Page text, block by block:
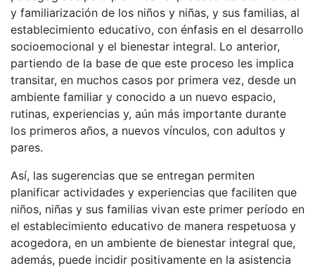
y familiarización de los niños y niñas, y sus familias, al
establecimiento educativo, con énfasis en el desarrollo
socioemocional y el bienestar integral. Lo anterior,
partiendo de la base de que este proceso les implica
transitar, en muchos casos por primera vez, desde un
ambiente familiar y conocido a un nuevo espacio,
rutinas, experiencias y, aún más importante durante
los primeros años, a nuevos vínculos, con adultos y
pares.
Así, las sugerencias que se entregan permiten
planificar actividades y experiencias que faciliten que
niños, niñas y sus familias vivan este primer período en
el establecimiento educativo de manera respetuosa y
acogedora, en un ambiente de bienestar integral que,
además, puede incidir positivamente en la asistencia